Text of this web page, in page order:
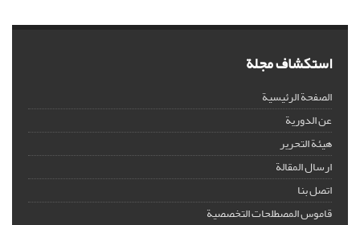
استكشاف مجلة
الصفحة الرئيسية
عن الدورية
هيئة التحرير
ارسال المقالة
اتصل بنا
قاموس المصطلحات التخصصية